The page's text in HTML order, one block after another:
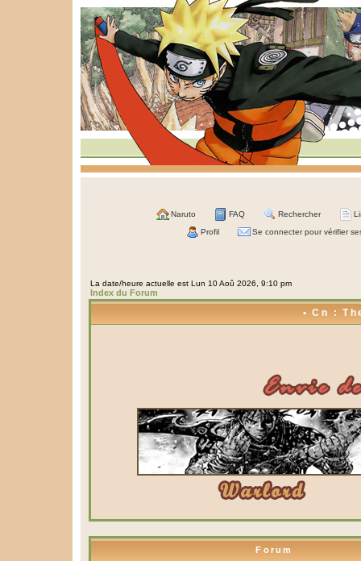
Naruto FAQ Rechercher
Profil Se connecter pour vérifier
La date/heure actuelle est Lun 10 Aoû 2026, 9:10 pm
Index du Forum
• Cn :
Forum